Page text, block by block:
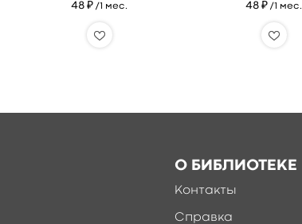
48 ₽ /1 мес. 48 ₽ /1 мес.
О БИБЛИОТЕКЕ
Контакты
Справка